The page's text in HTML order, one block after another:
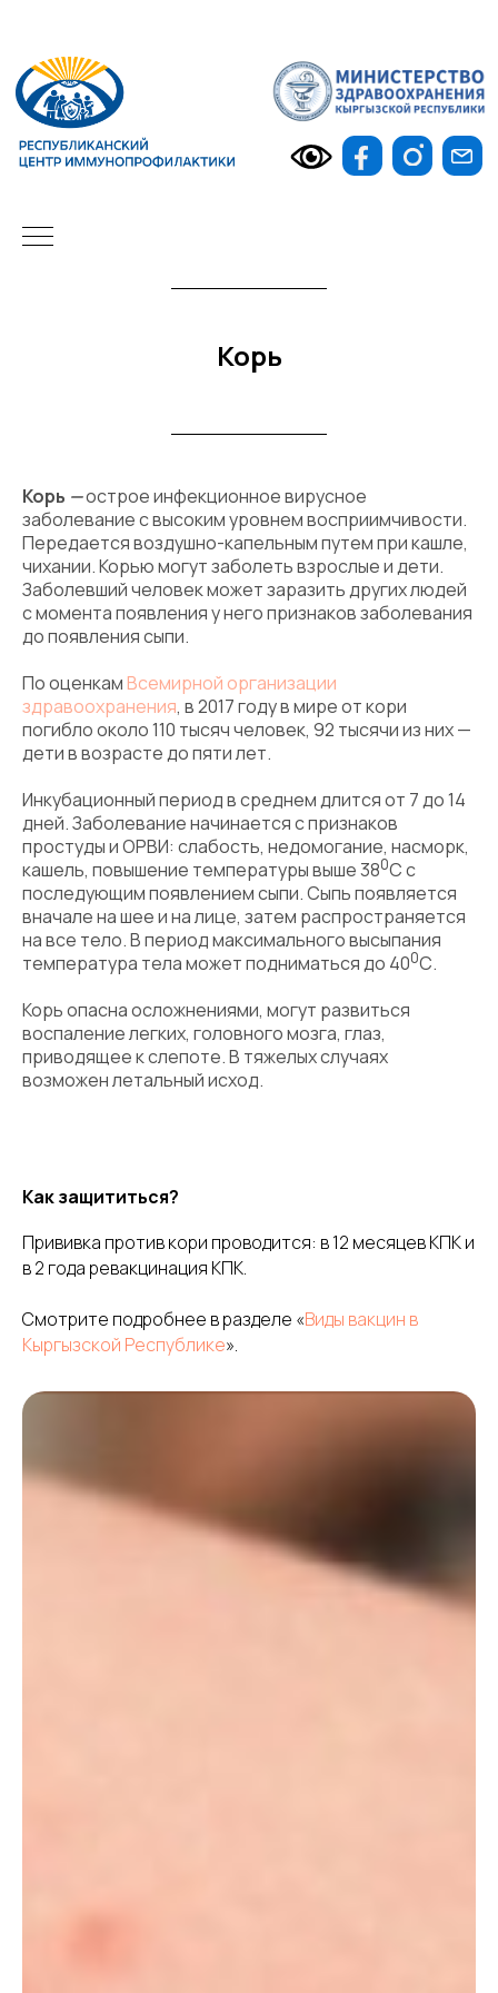
Ру
Корь
Корь —острое инфекционное вирусное
заболевание с высоким уровнем восприимчивости.
Передается воздушно-капельным путем при кашле,
чихании. Корью могут заболеть взрослые и дети.
Заболевший человек может заразить других людей
с момента появления у него признаков заболевания
до появления сыпи.
По оценкамВсемирной организации
здравоохранения, в 2017 году в мире от кори
погибло около 110 тысяч человек, 92 тысячи из них —
дети в возрасте до пяти лет.
Инкубационный период в среднем длится от 7 до 14
дней. Заболевание начинается с признаков
простуды и ОРВИ: слабость, недомогание, насморк,
кашель, повышение температуры выше 380С с
последующим появлением сыпи. Сыпь появляется
вначале на шее и на лице, затем распространяется
на все тело. В период максимального высыпания
температура тела может подниматься до 400С.
Корь опасна осложнениями, могут развиться
воспаление легких, головного мозга, глаз,
приводящее к слепоте. В тяжелых случаях
возможен летальный исход.
Как защититься?
Прививка против кори проводится: в 12 месяцев КПК и
в 2 года ревакцинация КПК.
Смотрите подробнее в разделе «Виды вакцин в
Кыргызской Республике».